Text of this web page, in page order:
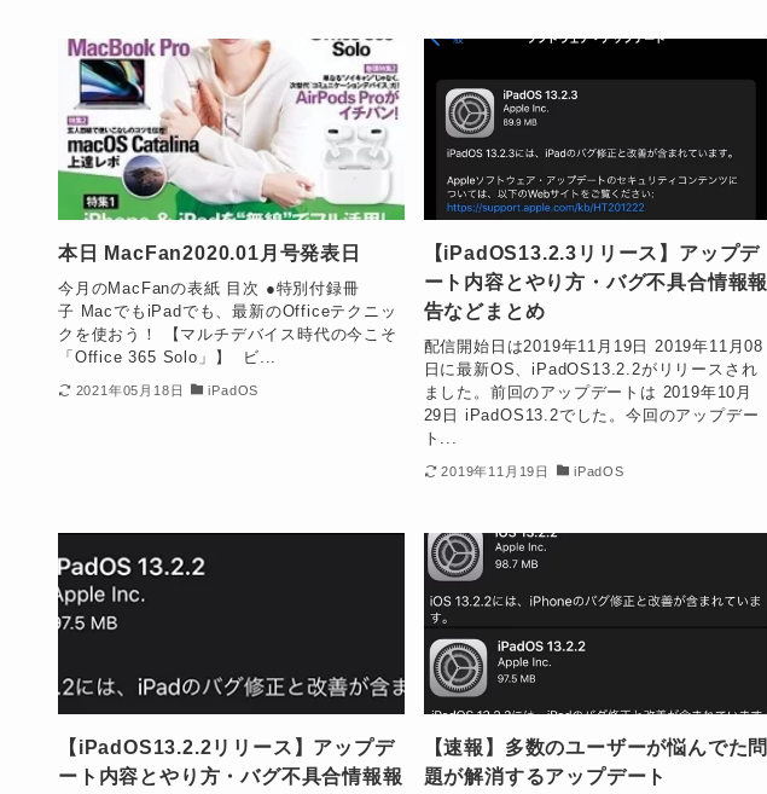
本日 MacFan2020.01月号発表日
今月のMacFanの表紙 目次 ●特別付録冊
子 MacでもiPadでも、最新のOfficeテクニッ
クを使おう！ 【マルチデバイス時代の今こそ
「Office 365 Solo」】 ビ...
2021年05月18日 iPadOS
【iPadOS13.2.3リリース】アップデ
ート内容とやり方・バグ不具合情報報
告などまとめ
配信開始日は2019年11月19日 2019年11月08
日に最新OS、iPadOS13.2.2がリリースされ
ました。前回のアップデートは 2019年10月
29日 iPadOS13.2でした。今回のアップデー
ト...
2019年11月19日 iPadOS
【iPadOS13.2.2リリース】アップデ
ート内容とやり方・バグ不具合情報報
【速報】多数のユーザーが悩んでた問
題が解消するアップデート